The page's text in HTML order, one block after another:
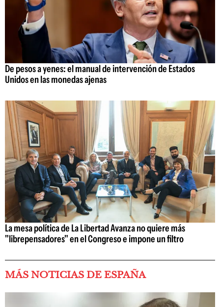
De pesos a yenes: el manual de intervención de Estados
Unidos en las monedas ajenas
La mesa política de La Libertad Avanza no quiere más
"librepensadores" en el Congreso e impone un filtro
MÁS NOTICIAS DE ESPAÑA